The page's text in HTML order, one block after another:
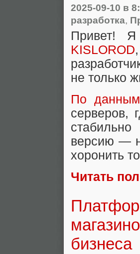
2025-09-10 в
разработка,
Привет!
KISLOROD
не только
По
серверов,
версию —
хоронить
Читать
бизнеса